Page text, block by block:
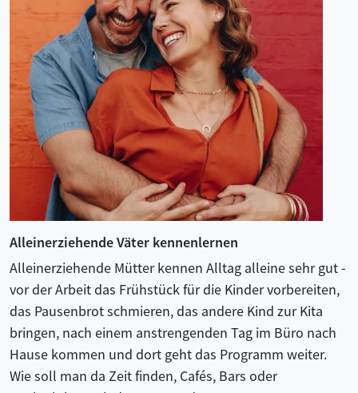
Alleinerziehende Väter kennenlernen
Alleinerziehende Mütter kennen Alltag alleine sehr gut -
vor der Arbeit das Frühstück für die Kinder vorbereiten,
das Pausenbrot schmieren, das andere Kind zur Kita
bringen, nach einem anstrengenden Tag im Büro nach
Hause kommen und dort geht das Programm weiter.
Wie soll man da Zeit finden, Cafés, Bars oder